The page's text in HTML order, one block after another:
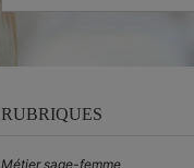
RUBRIQUES
Métier sage-femme